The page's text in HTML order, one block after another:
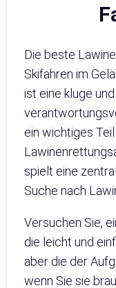
Die beste
Skifahren im
ist eine kluge und
ein wichtiges
spielt eine
Suche nach
Versuchen Sie,
die leicht und
aber die der
wenn Sie sie